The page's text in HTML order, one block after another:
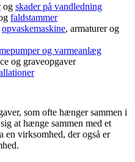
og skader på vandledning
faldstammer
opvaskemaskine, armaturer og
og varmeanlæg
og graveopgaver
som ofte hænger sammen i
at hænge sammen med et
virksomhed, der også er